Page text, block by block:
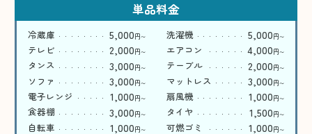
単品料金
冷蔵庫 5,000円〜 洗濯機 5,000円〜
テレビ 2,000円〜 エアコン 4,000円〜
タンス 3,000円〜 テーブル 2,000円〜
ソファ 3,000円〜 マットレス 3,000円〜
電子レンジ 1,000円〜 扇風機 1,000円〜
食器棚 3,000円〜 タイヤ 1,500円〜
自転車 1,000円〜 可燃ゴミ 1,000円〜